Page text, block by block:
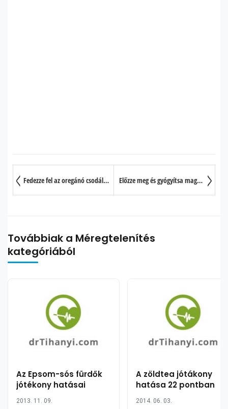
Fedezze fel az oregánó csodálatos gyógyerejét! Előzze meg és gyógyítsa magas vérnyomását fokhagymával
Továbbiak a Méregtelenítés
kategóriából
Az Epsom-sós fürdők
jótékony hatásai
2013. 11. 09.
A zöldtea jótákony
hatása 22 pontban
2014. 06. 03.